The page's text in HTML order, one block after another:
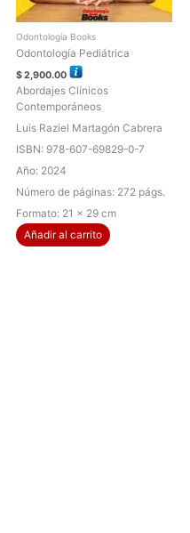
Odontología Books
Odontología Pediátrica
$2,900.00
Abordajes Clínicos
Contemporáneos
Luis Raziel Martagón Cabrera
ISBN: 978-607-69829-0-7
Año: 2024
Número de páginas: 272 págs.
Formato: 21 x 29 cm
Añadir al carrito